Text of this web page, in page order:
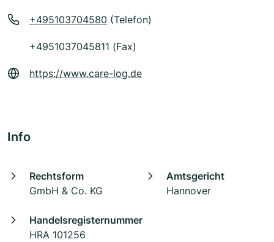
+495103704580 (Telefon)
+4951037045811 (Fax)
https://www.care-log.de
Info
Rechtsform
GmbH & Co. KG
Amtsgericht
Hannover
Handelsregisternummer
HRA 101256